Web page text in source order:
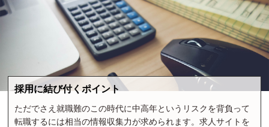
採用に結び付くポイント
ただでさえ就職難のこの時代に中高年というリスクを背負って
転職するには相当の情報収集力が求められます。求人サイトを